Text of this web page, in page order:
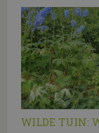
WILDE TUIN: